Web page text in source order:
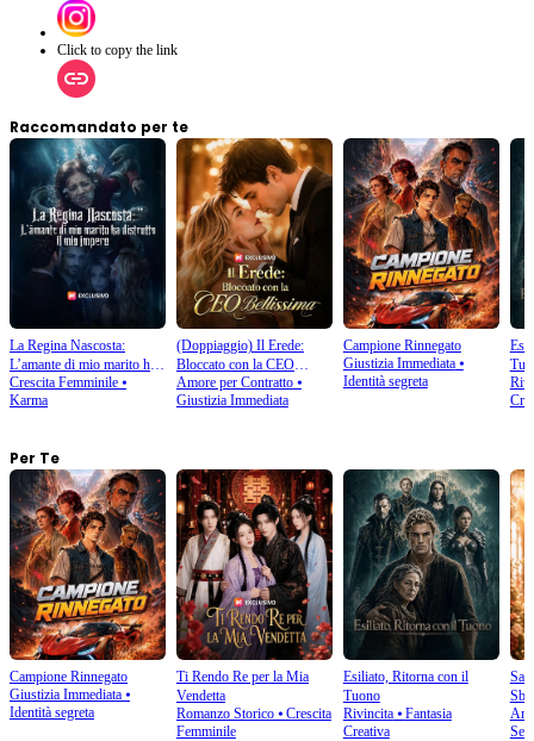
Click to copy the link
Raccomandato per te
La Regina Nascosta:
L’amante di mio marito ha
distrutto il mio impero
Crescita Femminile ⦁
Karma
(Doppiaggio) Il Erede:
Bloccato con la CEO
Bellissima
Amore per Contratto⦁
Giustizia Immediata
Campione Rinnegato
Giustizia Immediata⦁
Identità segreta
Per Te
Campione Rinnegato
Giustizia Immediata ⦁
Identità segreta
Ti Rendo Re per la Mia
Vendetta
Romanzo Storico⦁ Crescita
Femminile
Esiliato, Ritorna con il
Tuono
Rivincita⦁ Fantasia
Creativa